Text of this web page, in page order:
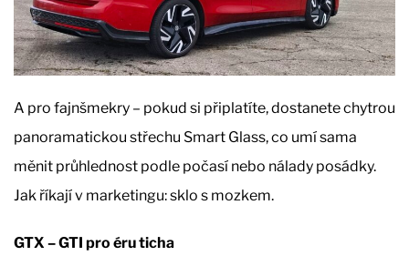
A pro fajnšmekry – pokud si připlatíte, dostanete chytrou
panoramatickou střechu Smart Glass, co umí sama
měnit průhlednost podle počasí nebo nálady posádky.
Jak říkají v marketingu: sklo s mozkem.
GTX – GTI pro éru ticha